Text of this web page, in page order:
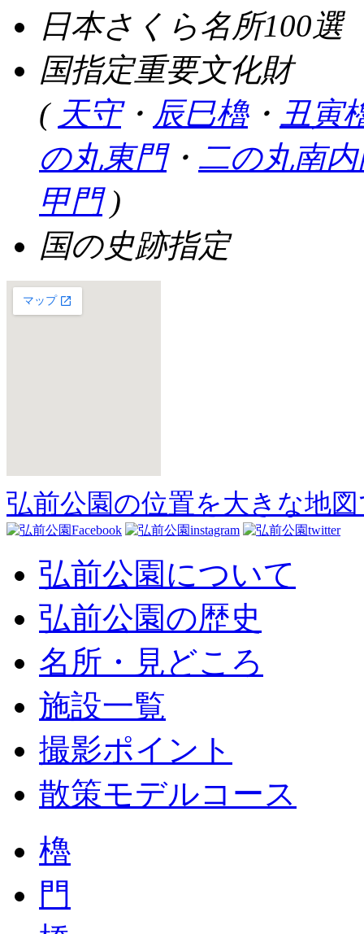
日本さくら名所100選
国指定重要文化財
( 天守・ 辰巳櫓・ 丑寅
の丸東門・ 二の丸南
甲門)
国の史跡指定
弘前公園の位置を大きな地
弘前公園について
弘前公園の歴史
名所・見どころ
施設一覧
撮影ポイント
散策モデルコース
櫓
門